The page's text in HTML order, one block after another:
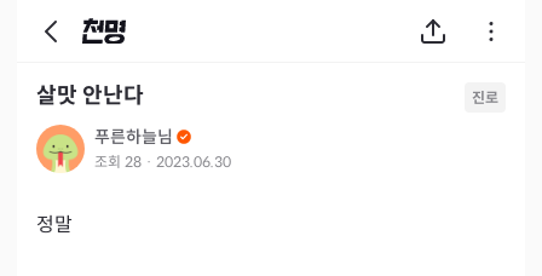
살맛 안난다 진로
푸른하늘님
조회 28 · 2023.06.30
정말